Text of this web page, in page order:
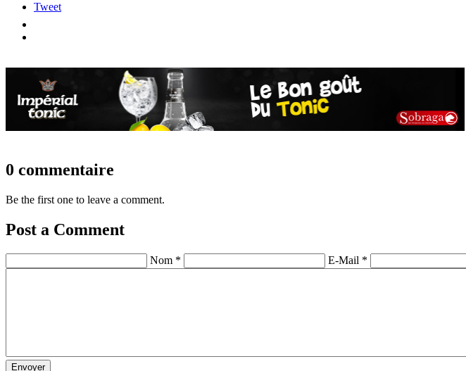
Tweet
0 commentaire
Be the first one to leave a comment.
Post a Comment
Nom * E-Mail *